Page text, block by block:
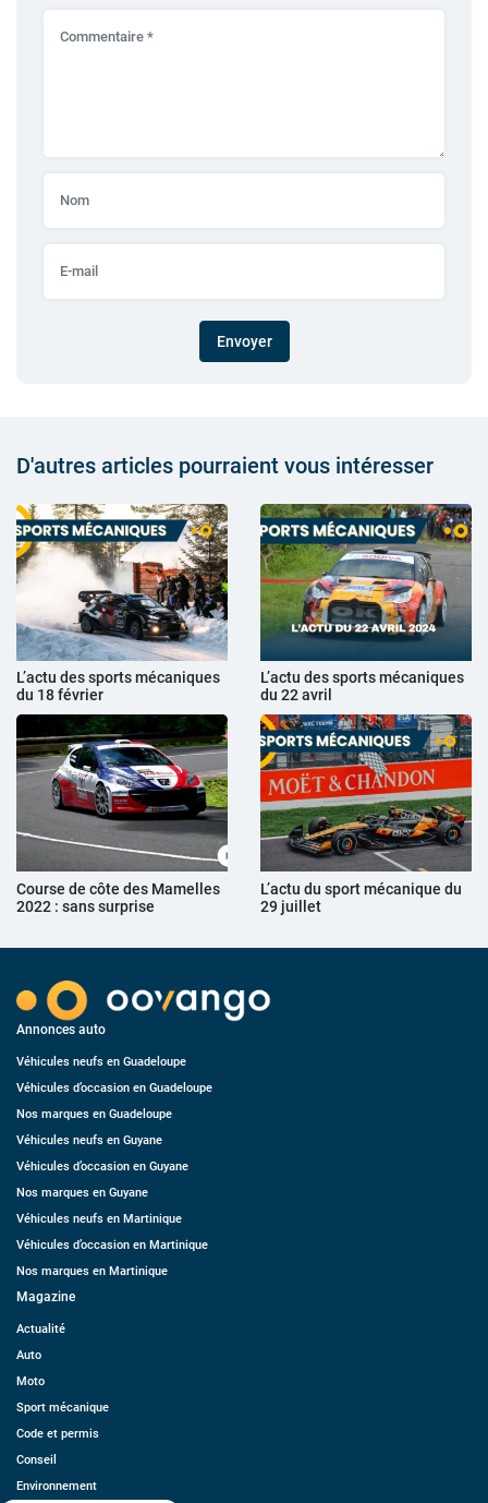
Envoyer
D'autres articles pourraient vous intéresser
L’actu des sports mécaniques
du 18 février
L’actu des sports mécaniques
du 22 avril
Course de côte des Mamelles
2022 : sans surprise
L’actu du sport mécanique du
29 juillet
Annonces auto
Véhicules neufs en Guadeloupe
Véhicules d’occasion en Guadeloupe
Nos marques en Guadeloupe
Véhicules neufs en Guyane
Véhicules d’occasion en Guyane
Nos marques en Guyane
Véhicules neufs en Martinique
Véhicules d’occasion en Martinique
Nos marques en Martinique
Magazine
Actualité
Auto
Moto
Sport mécanique
Code et permis
Conseil
Environnement